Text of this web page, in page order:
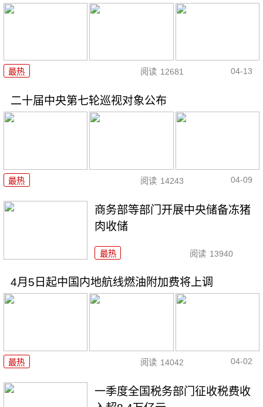
最热 阅读 12681 04-13
二十届中央第七轮巡视对象公布
最热 阅读 14243 04-09
商务部等部门开展中央储备冻猪
肉收储
最热 阅读 13940
4月5日起中国内地航线燃油附加费将上调
最热 阅读 14042 04-02
一季度全国税务部门征收税费收